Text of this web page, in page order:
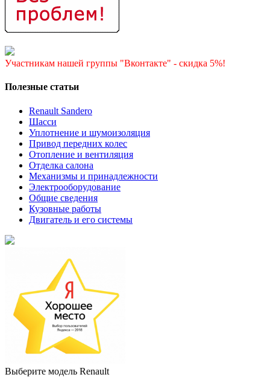
Участникам нашей группы "Вконтакте" - скидка 5%!
Полезные статьи
Renault Sandero
Шасси
Уплотнение и шумоизоляция
Привод передних колес
Отопление и вентиляция
Отделка салона
Механизмы и принадлежности
Электрооборудование
Общие сведения
Кузовные работы
Двигатель и его системы
Выберите модель Renault